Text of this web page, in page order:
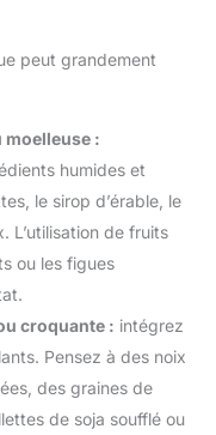
peut grandement
:
humides et
le sirop d’érable, le
L’utilisation de fruits
ou les figues
croquante : intégrez
Pensez à des noix
des graines de
de soja soufflé ou